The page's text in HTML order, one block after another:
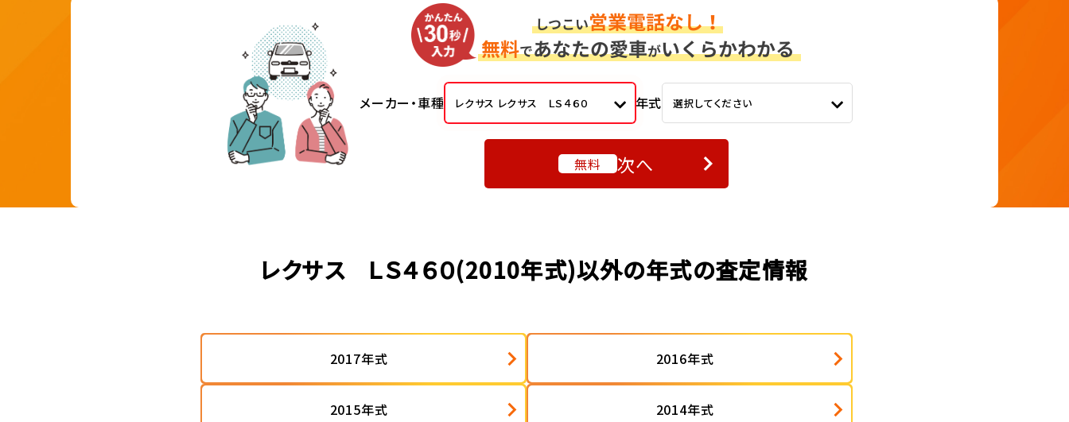
メーカー・車種 レクサス レクサス ＬＳ４６０ 年式 選択してください
無料 次へ
レクサス ＬＳ４６０(2010年式)以外の年式の査定情報
2017年式 2016年式
2015年式 2014年式